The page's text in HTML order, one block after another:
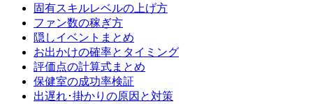
固有スキルレベルの上げ方
ファン数の稼ぎ方
隠しイベントまとめ
お出かけの確率とタイミング
評価点の計算式まとめ
保健室の成功率検証
出遅れ･掛かりの原因と対策